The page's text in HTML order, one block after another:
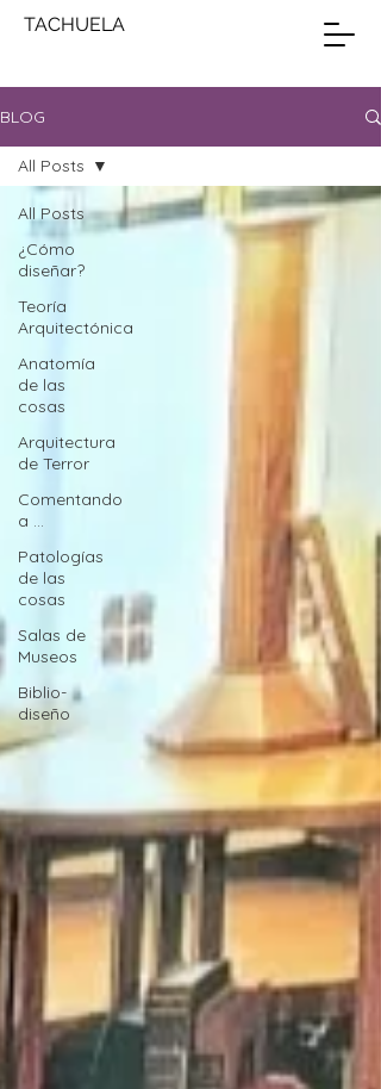
TACHUELA
BLOG
All Posts
¿Cómo
diseñar?
Teoría
Arquitectónica
Anatomía
de las
cosas
Arquitectura
de Terror
Comentando
a ...
Patologías
de las
cosas
Salas de
Museos
Biblio-
diseño
All Posts